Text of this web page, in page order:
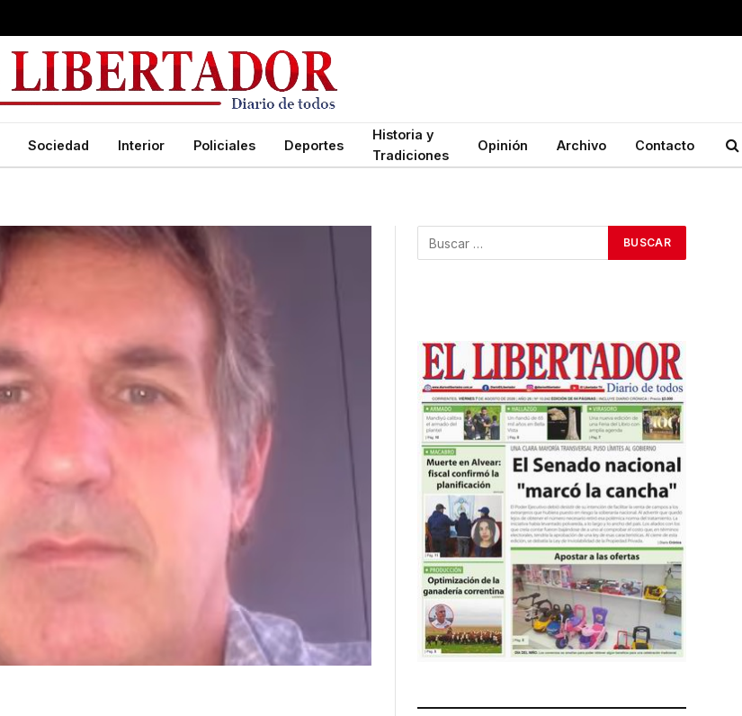
Sociedad Interior Policiales Deportes
Historia y
Tradiciones
Opinión Archivo Contacto